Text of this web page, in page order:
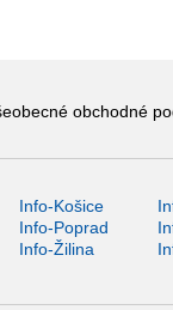
obchodné
Info-Košice
Info-Poprad
Info-Žilina